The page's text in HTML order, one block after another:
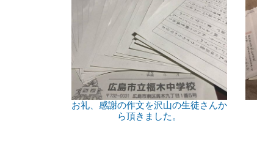
お礼、感謝の作文を沢山の生徒さんか
ら頂きました。